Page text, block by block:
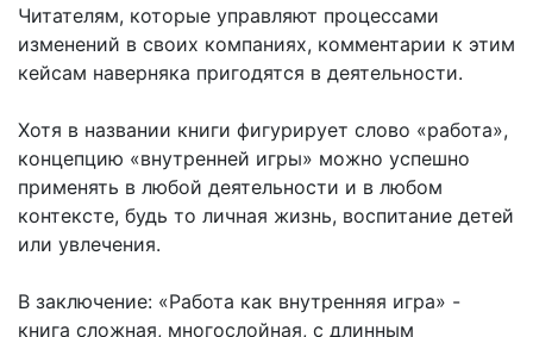
Читателям, которые управляют процессами
изменений в своих компаниях, комментарии к этим
кейсам наверняка пригодятся в деятельности.
Хотя в названии книги фигурирует слово «работа»,
концепцию «внутренней игры» можно успешно
применять в любой деятельности и в любом
контексте, будь то личная жизнь, воспитание детей
или увлечения.
В заключение: «Работа как внутренняя игра» -
книга сложная, многослойная, с длинным